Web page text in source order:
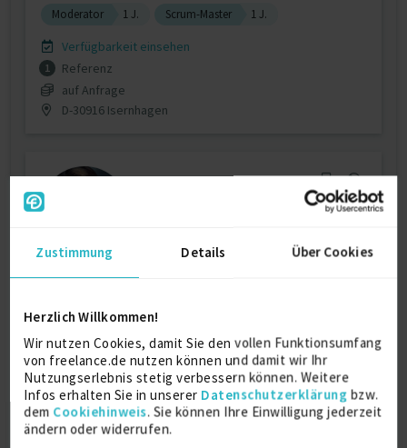
Zustimmung Details Über Cookies
Herzlich Willkommen!
Wir nutzen Cookies, damit Sie den vollen Funktionsumfang
von freelance.de nutzen können und damit wir Ihr
Nutzungserlebnis stetig verbessern können. Weitere
Infos erhalten Sie in unserer Datenschutzerklärung bzw.
dem Cookiehinweis. Sie können Ihre Einwilligung jederzeit
ändern oder widerrufen.
Moderator
1 J. Scrum-Master 1 J.
Verfügbarkeit einsehen
1
Referenz
auf Anfrage
D-30916 Isernhagen
Senior Agile / OKR / Leadership Coach
Kanban
Lego Serious Play
Verfügbarkeit einsehen
0
Referenzen
auf Anfrage